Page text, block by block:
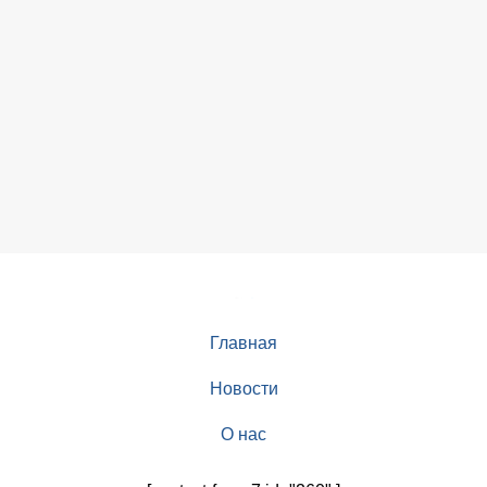
Главная
Новости
О нас